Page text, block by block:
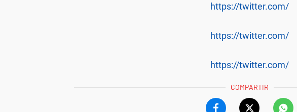
https://twitter.com/
https://twitter.com/
https://twitter.com/
COMPARTIR